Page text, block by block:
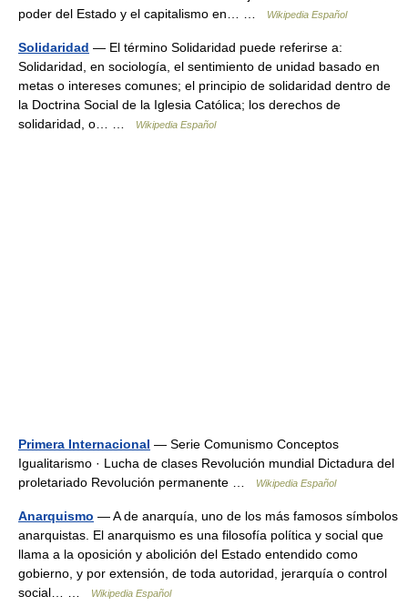
poder del Estado y el capitalismo en… …
Wikipedia Español
Solidaridad — El término Solidaridad puede referirse a:
Solidaridad, en sociología, el sentimiento de unidad basado en
metas o intereses comunes; el principio de solidaridad dentro de
la Doctrina Social de la Iglesia Católica; los derechos de
solidaridad, o… …
Wikipedia Español
Primera Internacional — Serie Comunismo Conceptos
Igualitarismo · Lucha de clases Revolución mundial Dictadura del
proletariado Revolución permanente …
Wikipedia Español
Anarquismo — A de anarquía, uno de los más famosos símbolos
anarquistas. El anarquismo es una filosofía política y social que
llama a la oposición y abolición del Estado entendido como
gobierno, y por extensión, de toda autoridad, jerarquía o control
social… …
Wikipedia Español